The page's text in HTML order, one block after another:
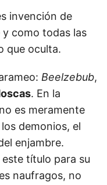
invención de
como todas las
que oculta.
Beelzebub,
. En la
es meramente
demonios, el
enjambre.
título para su
naufragos, no